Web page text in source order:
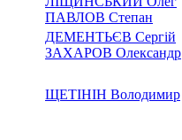
ПАВЛОВ Степан
ДЕМЕНТЬЄВ Сергій
ЗАХАРОВ Олександр
ЩЕТІНІН Володимир